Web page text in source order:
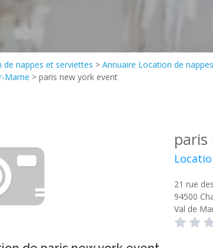
de nappes et serviettes > Annuaire Location de
Marne > paris new york event
paris
21 rue
94500
Val de